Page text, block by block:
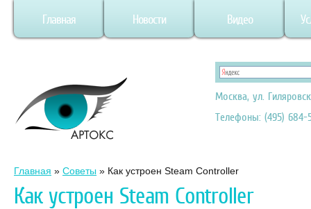
Главная Новости Видео
Москва, ул.
Телефоны: (495) 684-
Главная » Советы » Как устроен Steam Controller
Как устроен Steam Controller